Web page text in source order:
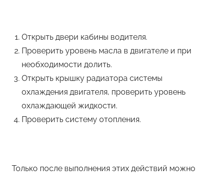
Открыть двери кабины водителя.
Проверить уровень масла в двигателе и при
необходимости долить.
Открыть крышку радиатора системы
охлаждения двигателя, проверить уровень
охлаждающей жидкости.
Проверить систему отопления.
Только после выполнения этих действий можно